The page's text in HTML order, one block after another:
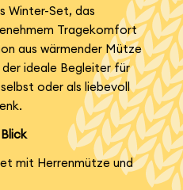
Winter-Set, das
Tragekomfort
aus wärmender Mütze
ideale Begleiter für
oder als liebevoll
mit Herrenmütze und